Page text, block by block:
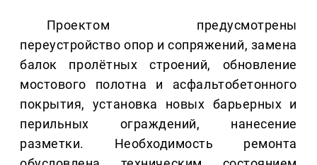
Проектом предусмотрены
переустройство опор и сопряжений, замена
балок пролётных строений, обновление
мостового полотна и асфальтобетонного
покрытия, установка новых барьерных и
перильных ограждений, нанесение
разметки. Необходимость ремонта